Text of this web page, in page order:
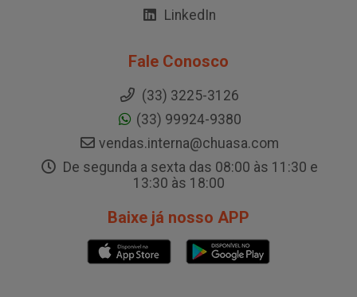
LinkedIn
Fale Conosco
(33) 3225-3126
(33) 99924-9380
vendas.interna@chuasa.com
De segunda a sexta das 08:00 às 11:30 e
13:30 às 18:00
Baixe já nosso APP